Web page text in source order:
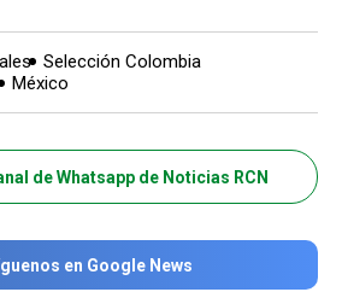
Selección Colombia
México
de Whatsapp de Noticias RCN
en Google News